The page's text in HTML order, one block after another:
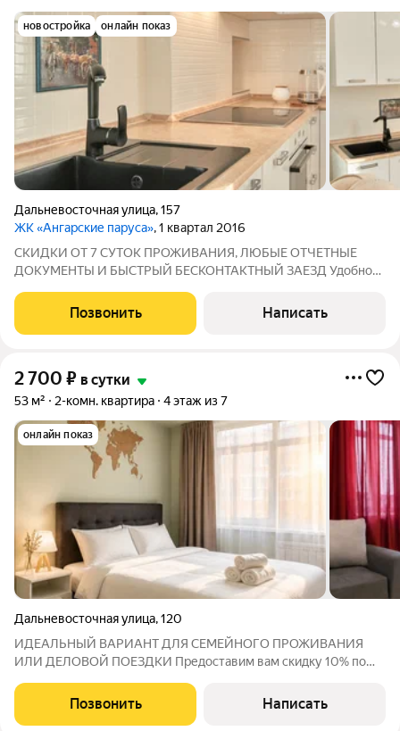
новостройка онлайн показ
Дальневосточная улица,157
ЖК «Ангарские паруса», 1 квартал 2016
СКИДКИ ОТ 7 СУТОК ПРОЖИВАНИЯ, ЛЮБЫЕ ОТЧЕТНЫЕ
ДОКУМЕНТЫ И БЫСТРЫЙ БЕСКОНТАКТНЫЙ ЗАЕЗД Удобно
пребывания. Здесь вы найдёте всё, что нужно для
качественного отдыха и личного времяпрепровождения.
Позвонить Написать
2 700 ₽ в сутки
53 м² 2-комн. квартира 4 этаж из 7
онлайн показ
Дальневосточная улица,120
ИДЕАЛЬНЫЙ ВАРИАНТ ДЛЯ СЕМЕЙНОГО ПРОЖИВАНИЯ
ИЛИ ДЕЛОВОЙ ПОЕЗДКИ Предоставим вам скидку 10% по
подарок при проживании от 3х суток Шикарная двухкомнатная
квартира недалеко от набережной Мини-бар
Позвонить Написать